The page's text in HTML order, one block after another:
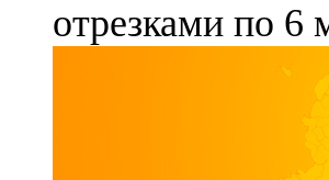
отрезками по 6